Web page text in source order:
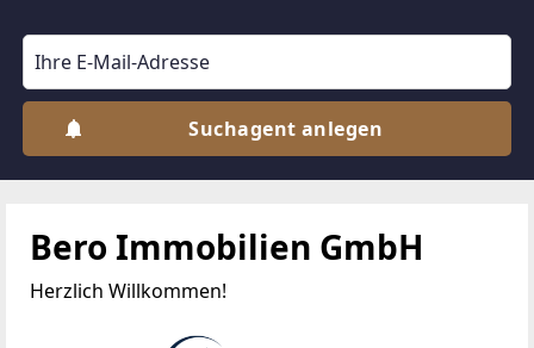
Suchagent anlegen
Bero Immobilien GmbH
Herzlich Willkommen!